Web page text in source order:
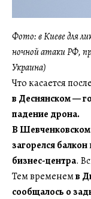
Фото: в Киеве для
ночной атаки РФ,
Украина)
Что касается
в Деснянском —
падение дрона.
В
загорелся балкон
бизнес-центра.
Тем временемв
сообщалось о